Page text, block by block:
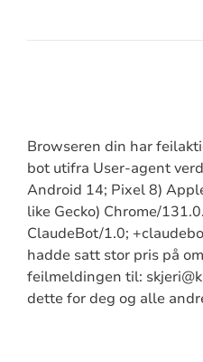
Browseren din har
bot utifra User-agent
Android 14; Pixel 8)
like Gecko) Chrome/
ClaudeBot/1.0;
hadde satt stor pris på
feilmeldingen til:
dette for deg og alle